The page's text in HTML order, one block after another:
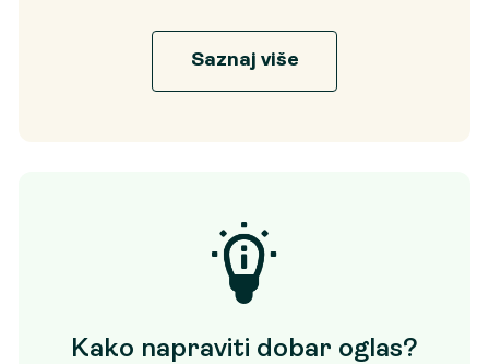
Saznaj više
Kako napraviti dobar oglas?